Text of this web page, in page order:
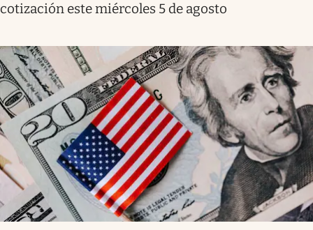
cotización este miércoles 5 de agosto